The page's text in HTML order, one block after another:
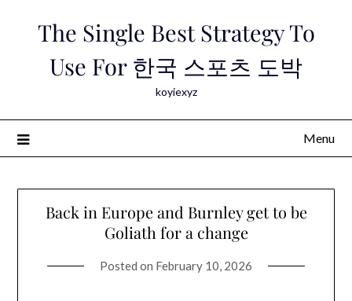
The Single Best Strategy To
Use For 한국 스포츠 도박
koyiexyz
Menu
Back in Europe and Burnley get to be
Goliath for a change
Posted on February 10, 2026